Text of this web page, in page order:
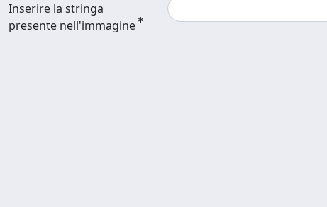
Inserire la stringa
presente nell'immagine